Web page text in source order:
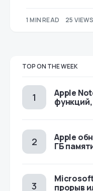
1 MIN READ 25 VIEWS
TOP ON THE WEEK
Apple
Apple
ГБ
прорыв